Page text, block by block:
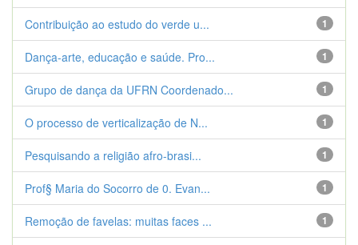
1
Contribuição ao estudo do verde u...
1
Dança-arte, educação e saúde. Pro...
1
Grupo de dança da UFRN Coordenado...
1
O processo de verticalização de N...
1
Pesquisando a religião afro-brasi...
1
Prof§ Maria do Socorro de 0. Evan...
1
Remoção de favelas: muitas faces ...